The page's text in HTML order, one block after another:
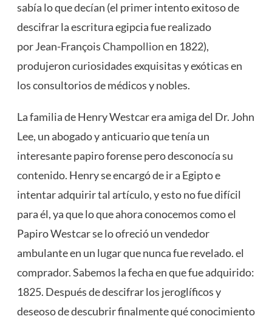
sabía lo que decían (el primer intento exitoso de
descifrar la escritura egipcia fue realizado
por Jean-FrançoisChampollionen 1822),
produjeron curiosidades exquisitas y exóticas en
los consultorios de médicos y nobles.
La familia de Henry Westcar era amiga del Dr. John
Lee, un abogado y anticuario que tenía un
interesante papiro forense pero desconocía su
contenido. Henry se encargó de ir a Egipto e
intentar adquirir tal artículo, y esto no fue difícil
para él, ya que lo que ahora conocemos como el
Papiro Westcar se lo ofreció un vendedor
ambulante en un lugar que nunca fue revelado. el
comprador. Sabemos la fecha en que fue adquirido:
1825. Después de descifrar los jeroglíficos y
deseoso de descubrir finalmente qué conocimiento